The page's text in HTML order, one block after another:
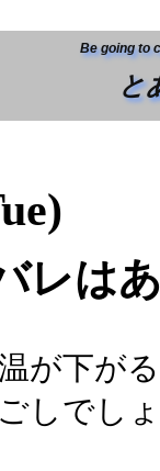
Be going to
と
レは
が下が
しでし